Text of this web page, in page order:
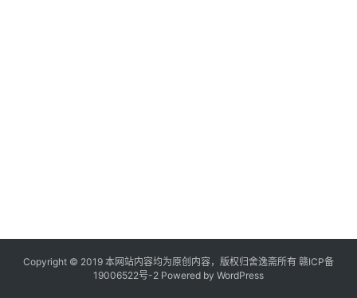
Copyright © 2019 本网站内容均为原创内容，版权归舍逸斋所有 赣ICP备
19006522号-2 Powered by WordPress